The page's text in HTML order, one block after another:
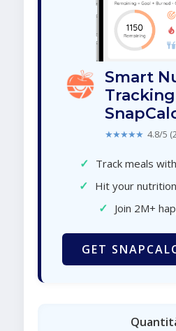
Smart
★★★★★ 4.8/5
✓ Track meals
✓ Hit your
✓ Join 2M+
GET